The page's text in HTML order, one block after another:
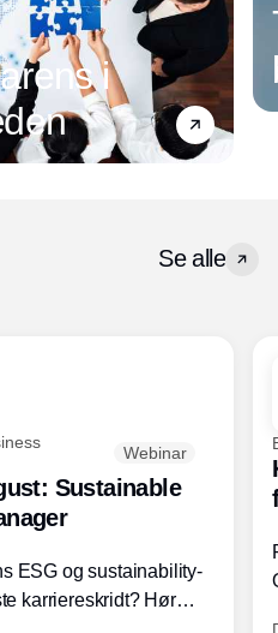
i
Se alle
Webinar
Sustainable
ESG og sustainability-
karriereskridt? Hør